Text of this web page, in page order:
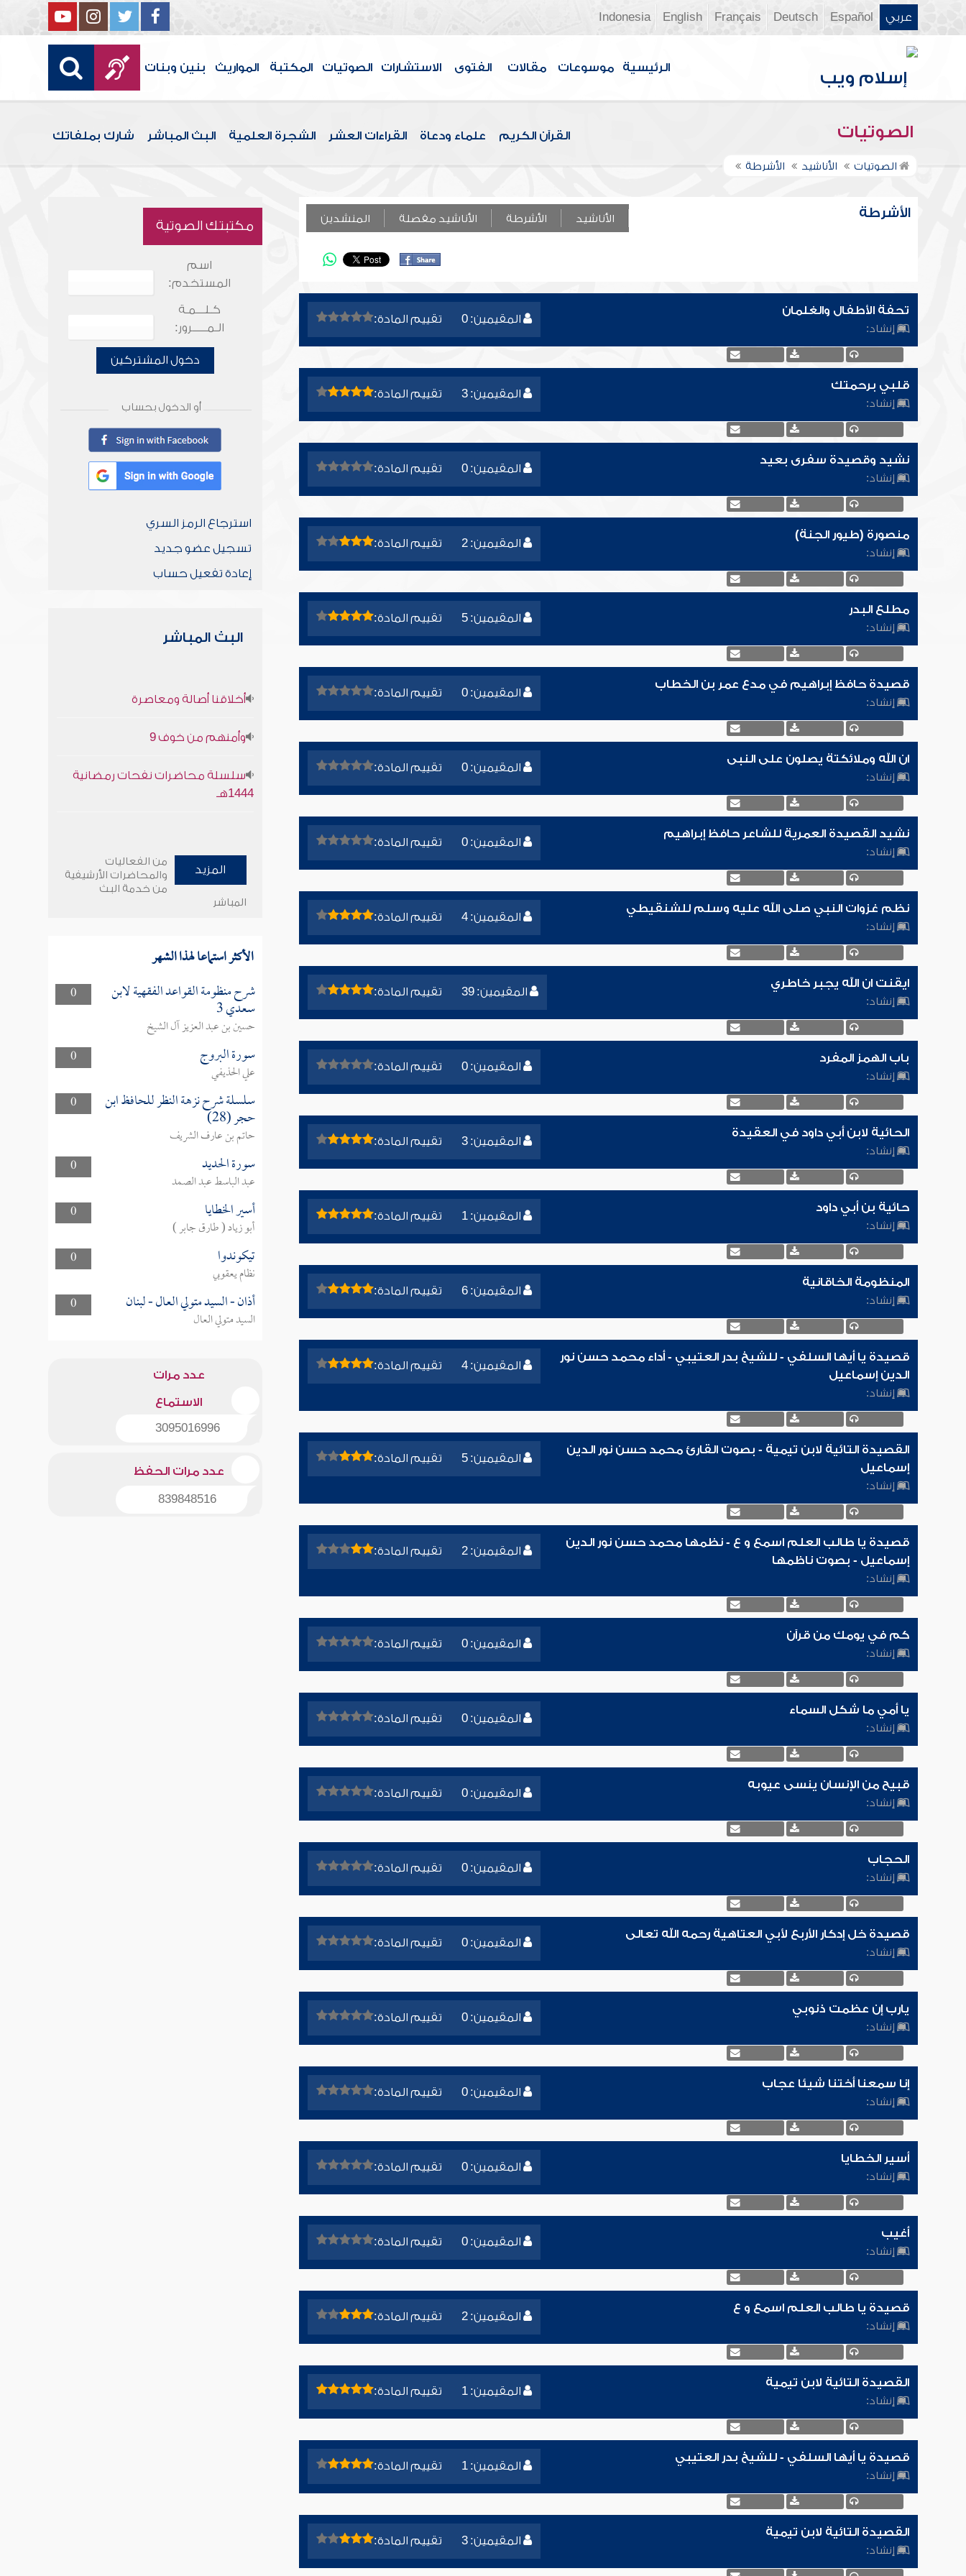
عربي Español
Deutsch
Français
English
Indonesia
الرئيسية موسوعات مقالات الفتوى الاستشارات الصوتيات المكتبة المواريث بنين وبنات
الصوتيات القرآن الكريم علماء ودعاة القراءات العشر الشجرة العلمية البث المباشر شارك بملفاتك
الصوتيات الأناشيد الأشرطة
الأشرطة الأناشيد الأشرطة الأناشيد مفصلة المنشدين
المقيمين: 0 تقييم المادة:
تحفة الأطفال والغلمان
إنشاد:
المقيمين: 3 تقييم المادة:
قلبي برحمتك
إنشاد:
المقيمين: 0 تقييم المادة:
نشيد وقصيدة سفرى بعيد
إنشاد:
المقيمين: 2 تقييم المادة:
منصورة (طيور الجنة)
إنشاد:
المقيمين: 5 تقييم المادة:
مطلع البدر
إنشاد:
المقيمين: 0 تقييم المادة:
قصيدة حافظ إبراهيم في مدع عمر بن الخطاب
إنشاد:
المقيمين: 0 تقييم المادة:
ان الله وملائكتة يصلون على النبى
إنشاد:
المقيمين: 0 تقييم المادة:
نشيد القصيدة العمرية للشاعر حافظ إبراهيم
إنشاد:
المقيمين: 4 تقييم المادة:
نظم غزوات النبي صلى الله عليه وسلم للشنقيطي
إنشاد:
المقيمين: 39 تقييم المادة:
ايقنت ان الله يجبر خاطري
إنشاد:
المقيمين: 0 تقييم المادة:
باب الهمز المفرد
إنشاد:
المقيمين: 3 تقييم المادة:
الحائية لابن أبي داود في العقيدة
إنشاد:
المقيمين: 1 تقييم المادة:
حائية بن أبي داود
إنشاد:
المقيمين: 6 تقييم المادة:
المنظومة الخاقانية
إنشاد:
المقيمين: 4 تقييم المادة:
قصيدة يا أيها السلفي - للشيخ بدر العتيبي - أداء محمد حسن نور
الدين إسماعيل
إنشاد:
المقيمين: 5 تقييم المادة:
القصيدة التائية لابن تيمية - بصوت القارئ محمد حسن نور الدين
إسماعيل
إنشاد:
المقيمين: 2 تقييم المادة:
قصيدة يا طالب العلم اسمع و ع - نظمها محمد حسن نور الدين
إسماعيل - بصوت ناظمها
إنشاد:
المقيمين: 0 تقييم المادة:
كم في يومك من قرآن
إنشاد:
المقيمين: 0 تقييم المادة:
يا أمي ما شكل السماء
إنشاد:
المقيمين: 0 تقييم المادة:
قبيح من الإنسان ينسى عيوبه
إنشاد:
المقيمين: 0 تقييم المادة:
الحجاب
إنشاد:
المقيمين: 0 تقييم المادة:
قصيدة خل إدكار الأربع لأبي العتاهية رحمه الله تعالى
إنشاد:
المقيمين: 0 تقييم المادة:
يارب إن عظمت ذنوبي
إنشاد:
المقيمين: 0 تقييم المادة:
إنا سمعنا أختنا شيئا عجاب
إنشاد:
المقيمين: 0 تقييم المادة:
أسير الخطايا
إنشاد:
المقيمين: 0 تقييم المادة:
أغيب
إنشاد:
المقيمين: 2 تقييم المادة:
قصيدة يا طالب العلم اسمع و ع
إنشاد:
المقيمين: 1 تقييم المادة:
القصيدة التائية لابن تيمية
إنشاد:
المقيمين: 1 تقييم المادة:
قصيدة يا أيها السلفي - للشيخ بدر العتيبي
إنشاد:
المقيمين: 3 تقييم المادة:
القصيدة التائية لابن تيمية
إنشاد:
مكتبتك الصوتية
اسم
المستخدم:
كـلـــمـة
الـمـــــرور:
دخول المشتركين
أو الدخول بحساب
استرجاع الرمز السري
تسجيل عضو جديد
إعادة تفعيل حساب
البث المباشر
أخلاقنا أصالة ومعاصرة
وأمنهم من خوف 9
سلسلة محاضرات نفحات رمضانية
1444هـ
المزيد
من الفعاليات
والمحاضرات الأرشيفية
من خدمة البث
المباشر
الأكثر استماعا لهذا الشهر
0 شرح منظومة القواعد الفقهية لابن
سعدي 3
حسين بن عبد العزيز آل الشيخ
0
سورة البروج
علي الحذيفي
0
سلسلة شرح نزهة النظر للحافظ ابن
حجر (28)
حاتم بن عارف الشريف
0
سورة الحديد
عبد الباسط عبد الصمد
0
أسير الخطايا
أبو زياد ( طارق جابر )
0
تيكوندوا
نظام يعقوبي
0
أذان - السيد متولي العال - لبنان
السيد متولي العال
عدد مرات
الاستماع
3095016996
عدد مرات الحفظ
839848516